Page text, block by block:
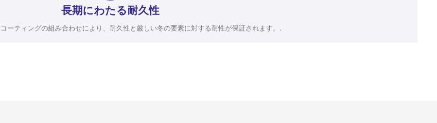
長期にわたる耐久性
ーティングの組み合わせにより、耐久性と厳しい冬の要素に対する耐性が保証されます。.